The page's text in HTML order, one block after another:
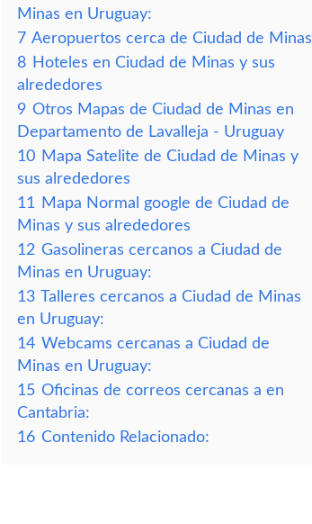
Minas en Uruguay:
7 Aeropuertos cerca de Ciudad de Minas
8 Hoteles en Ciudad de Minas y sus
alrededores
9 Otros Mapas de Ciudad de Minas en
Departamento de Lavalleja - Uruguay
10 Mapa Satelite de Ciudad de Minas y
sus alrededores
11
Mapa Normal google de Ciudad de
Minas y sus alrededores
12 Gasolineras cercanos a Ciudad de
Minas en Uruguay:
13 Talleres cercanos a Ciudad de Minas
en Uruguay:
14 Webcams cercanas a Ciudad de
Minas en Uruguay:
15 Oficinas de correos cercanas a en
Cantabria:
16 Contenido Relacionado: